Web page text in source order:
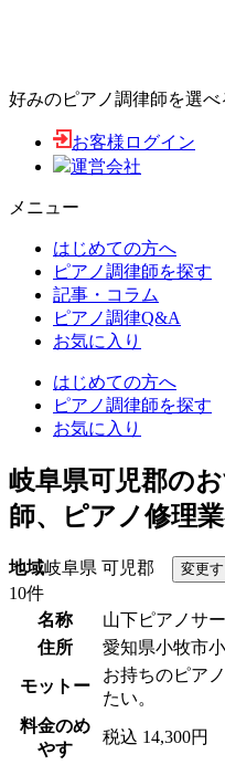
好みのピアノ調律師を選べ
お客様ログイン
運営会社
メニュー
はじめての方へ
ピアノ調律師を探す
記事・コラム
ピアノ調律Q&A
お気に入り
はじめての方へ
ピアノ調律師を探す
お気に入り
岐阜県可児郡の
師、ピアノ修理
地域岐阜県 可児郡
10件
名称
山下ピアノサ
住所
愛知県小牧市
モットー
お持ちのピア
たい。
料金のめ
やす
税込 14,300円